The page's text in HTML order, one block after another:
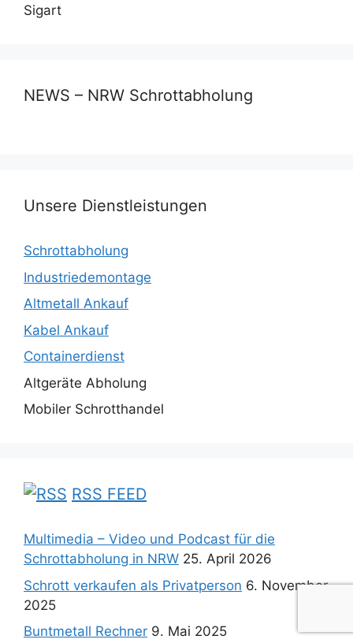
Sigart
NEWS – NRW Schrottabholung
Unsere Dienstleistungen
Schrottabholung
Industriedemontage
Altmetall Ankauf
Kabel Ankauf
Containerdienst
Altgeräte Abholung
Mobiler Schrotthandel
RSS FEED
Multimedia – Video und Podcast für die
Schrottabholung in NRW 25. April 2026
Schrott verkaufen als Privatperson 6. November
2025
Buntmetall Rechner 9. Mai 2025